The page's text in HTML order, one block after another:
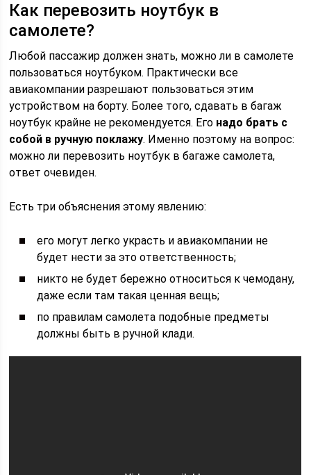
Как перевозить ноутбук в
самолете?
Любой пассажир должен знать, можно ли в самолете
пользоваться ноутбуком. Практически все
авиакомпании разрешают пользоваться этим
устройством на борту. Более того, сдавать в багаж
ноутбук крайне не рекомендуется. Его надо брать с
собой в ручную поклажу. Именно поэтому на вопрос:
можно ли перевозить ноутбук в багаже самолета,
ответ очевиден.
Есть три объяснения этому явлению:
его могут легко украсть и авиакомпании не
будет нести за это ответственность;
никто не будет бережно относиться к чемодану,
даже если там такая ценная вещь;
по правилам самолета подобные предметы
должны быть в ручной клади.